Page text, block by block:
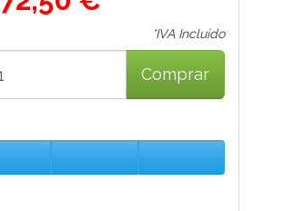
*IVA Incluido
Comprar